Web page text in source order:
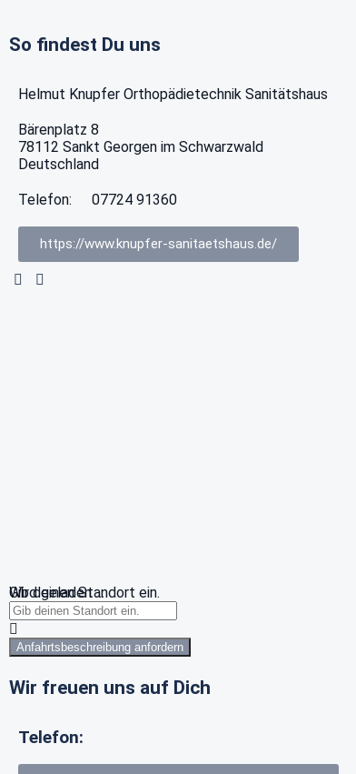
So findest Du uns
Helmut Knupfer Orthopädietechnik Sanitätshaus
Bärenplatz 8
78112 Sankt Georgen im Schwarzwald
Deutschland
Telefon: 07724 91360
https://www.knupfer-sanitaetshaus.de/
Wird geladen …
Gib deinen Standort ein.
Anfahrtsbeschreibung anfordern
Wir freuen uns auf Dich
Telefon: